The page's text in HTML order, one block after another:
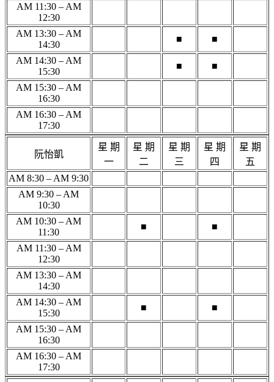
AM 11:30 – AM
12:30
AM 13:30 – AM
14:30
■ ■
AM 14:30 – AM
15:30
■ ■
AM 15:30 – AM
16:30
AM 16:30 – AM
17:30
阮怡凱
星 期
一
星 期
二
星 期
三
星 期
四
星 期
五
AM 8:30 – AM 9:30
AM 9:30 – AM
10:30
AM 10:30 – AM
11:30
■ ■
AM 11:30 – AM
12:30
AM 13:30 – AM
14:30
AM 14:30 – AM
15:30
■ ■
AM 15:30 – AM
16:30
AM 16:30 – AM
17:30